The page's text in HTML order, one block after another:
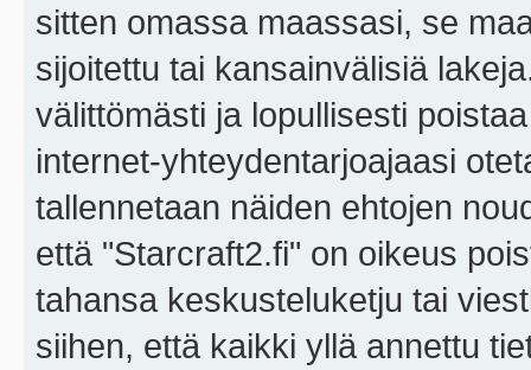
sitten omassa maassasi, se
sijoitettu tai kansainvälisiä
välittömästi ja lopullisesti
internet-yhteydentarjoajaasi
tallennetaan näiden ehtojen
että "Starcraft2.fi" on oikeus
tahansa keskusteluketju tai
siihen, että kaikki yllä annettu